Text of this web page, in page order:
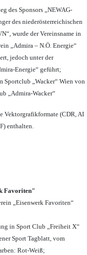
des Sponsors „NEWAG-
des niederösterreichischen
wurde der Vereinsname in
„Admira – N.Ö. Energie“
jedoch unter der
Energie“ geführt;
Sportclub „Wacker“ Wien von
„Admira-Wacker“
Vektorgrafikformate (CDR, AI
enthalten.
Favoriten"
„Eisenwerk Favoriten“
in Sport Club „Freiheit X“
Sport Tagblatt, vom
Rot-Weiß;